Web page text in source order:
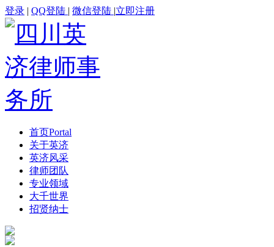
登录 | QQ登陆 | 微信登陆 |立即注册
首页Portal
关于英济
英济风采
律师团队
专业领域
大千世界
招贤纳士